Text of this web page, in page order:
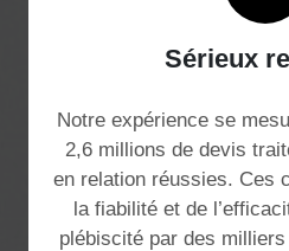
Sérieux
Notre expérience se
2,6 millions de devis
en relation réussies. Ces
la fiabilité et de
plébiscité par des